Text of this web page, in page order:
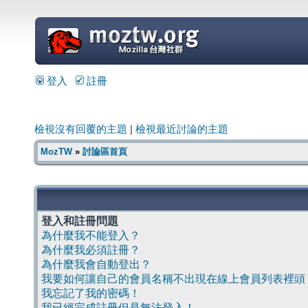
=
登入 註冊
檢視沒有回覆的主題 檢視最近討論的主題
MozTW» 討論區首頁
登入和註冊問題
為什麼我不能登入？
為什麼我必須註冊？
為什麼我會自動登出？
我要如何讓自己的會員名稱不出現在線上會員列表裡頭
我忘記了我的密碼！